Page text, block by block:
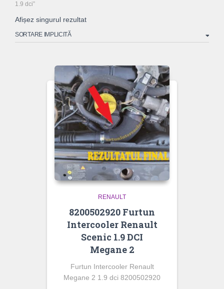
1.9 dci”
Afișez singurul rezultat
RENAULT
8200502920 Furtun
Intercooler Renault
Scenic 1.9 DCI
Megane 2
Furtun Intercooler Renault
Megane 2 1.9 dci 8200502920